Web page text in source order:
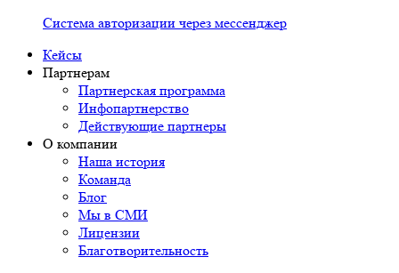
Система авторизации через мессенджер
Кейсы
Партнерам
Партнерская программа
Инфопартнерство
Действующие партнеры
О компании
Наша история
Команда
Блог
Мы в СМИ
Лицензии
Благотворительность